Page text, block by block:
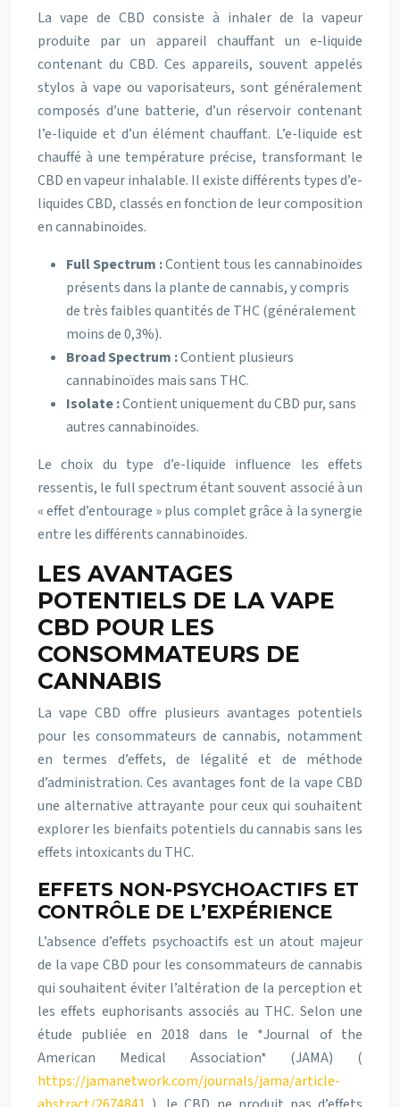
La vape de CBD consiste à inhaler de la vapeur
produite par un appareil chauffant un e-liquide
contenant du CBD. Ces appareils, souvent appelés
stylos à vape ou vaporisateurs, sont généralement
composés d’une batterie, d’un réservoir contenant
l’e-liquide et d’un élément chauffant. L’e-liquide est
chauffé à une température précise, transformant le
CBD en vapeur inhalable. Il existe différents types d’e-
liquides CBD, classés en fonction de leur composition
en cannabinoïdes.
Full Spectrum :Contient tous les cannabinoïdes
présents dans la plante de cannabis, y compris
de très faibles quantités de THC (généralement
moins de 0,3%).
Broad Spectrum :Contient plusieurs
cannabinoïdes mais sans THC.
Isolate :Contient uniquement du CBD pur, sans
autres cannabinoïdes.
Le choix du type d’e-liquide influence les effets
ressentis, le full spectrum étant souvent associé à un
« effet d’entourage » plus complet grâce à la synergie
entre les différents cannabinoïdes.
LES AVANTAGES
POTENTIELS DE LA VAPE
CBD POUR LES
CONSOMMATEURS DE
CANNABIS
La vape CBD offre plusieurs avantages potentiels
pour les consommateurs de cannabis, notamment
en termes d’effets, de légalité et de méthode
d’administration. Ces avantages font de la vape CBD
une alternative attrayante pour ceux qui souhaitent
explorer les bienfaits potentiels du cannabis sans les
effets intoxicants du THC.
EFFETS NON-PSYCHOACTIFS ET
CONTRÔLE DE L’EXPÉRIENCE
L’absence d’effets psychoactifs est un atout majeur
de la vape CBD pour les consommateurs de cannabis
qui souhaitent éviter l’altération de la perception et
les effets euphorisants associés au THC. Selon une
étude publiée en 2018 dans le *Journal of the
American Medical Association* (JAMA) (
https://jamanetwork.com/journals/jama/article-